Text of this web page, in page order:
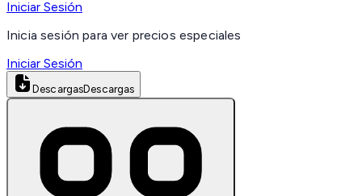
Iniciar Sesión
Inicia sesión para ver precios especiales
Iniciar Sesión
DescargasDescargas